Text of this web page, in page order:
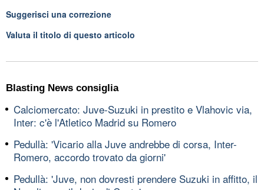
Suggerisci una correzione
Valuta il titolo di questo articolo
Blasting News consiglia
Calciomercato: Juve-Suzuki in prestito e Vlahovic via,
Inter: c'è l'Atletico Madrid su Romero
Pedullà: 'Vicario alla Juve andrebbe di corsa, Inter-
Romero, accordo trovato da giorni'
Pedullà: 'Juve, non dovresti prendere Suzuki in affitto, il